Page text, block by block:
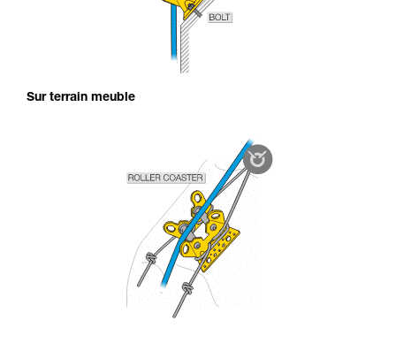
Sur terrain meuble